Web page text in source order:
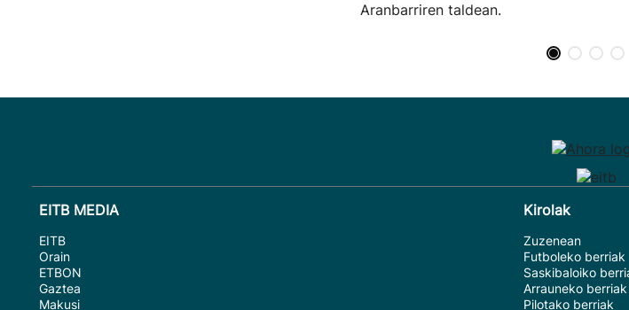
Aranbarriren taldean.
EITB MEDIA
EITB
Orain
ETBON
Gaztea
Makusi
Kirolak
Zuzenean
Futboleko berriak
Saskibaloiko
Arrauneko berriak
Pilotako berriak